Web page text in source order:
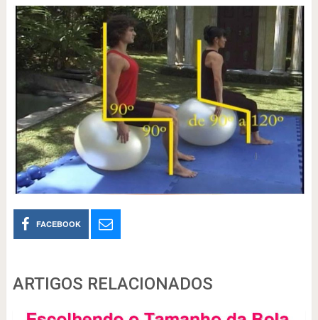
FACEBOOK
ARTIGOS RELACIONADOS